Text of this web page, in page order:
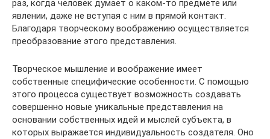
раз, когда человек думает о каком-то предмете или
явлении, даже не вступая с ним в прямой контакт.
Благодаря творческому воображению осуществляется
преобразование этого представления.
Творческое мышление и воображение имеет
собственные специфические особенности. С помощью
этого процесса существует возможность создавать
совершенно новые уникальные представления на
основании собственных идей и мыслей субъекта, в
которых выражается индивидуальность создателя. Оно